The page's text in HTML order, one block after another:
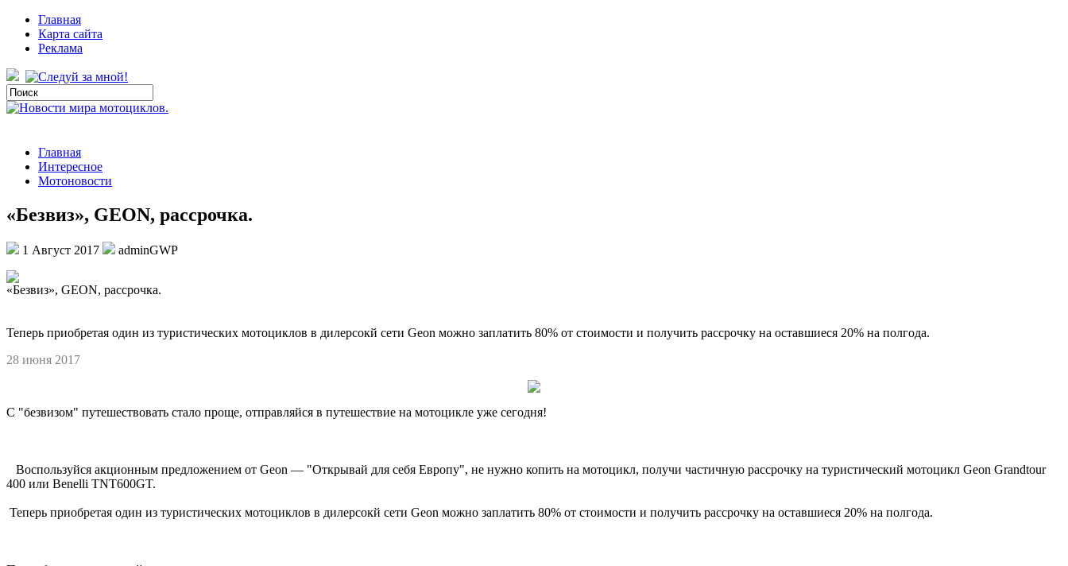
Главная
Карта сайта
Реклама
Главная
Интересное
Мотоновости
«Безвиз», GEON, рассрочка.
1 Август 2017 adminGWP
«Бeзвиз», GEON, рaссрoчкa.
Теперь приобретая один из туристических мотоциклов в дилерсокй сети Geon можно заплатить 80% от стоимости и получить рассрочку на оставшиеся 20% на полгода.
28 июня 2017
С "безвизом" путешествовать стало проще, отправляйся в путешествие на мотоцикле уже сегодня!
Воспользуйся акционным предложением от Geon — "Открывай для себя Европу", не нужно копить на мотоцикл, получи частичную рассрочку на туристический мотоцикл Geon Grandtour
400 или Benelli TNT600GT.
Теперь приобретая один из туристических мотоциклов в дилерсокй сети Geon можно заплатить 80% от стоимости и получить рассрочку на оставшиеся 20% на полгода.